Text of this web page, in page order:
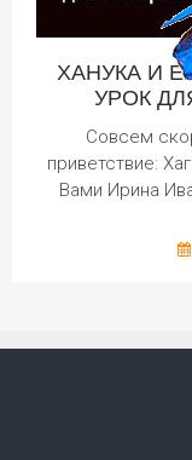
ХАНУКА И
УРОК
Совсем
приветствие:
Вами Ирина